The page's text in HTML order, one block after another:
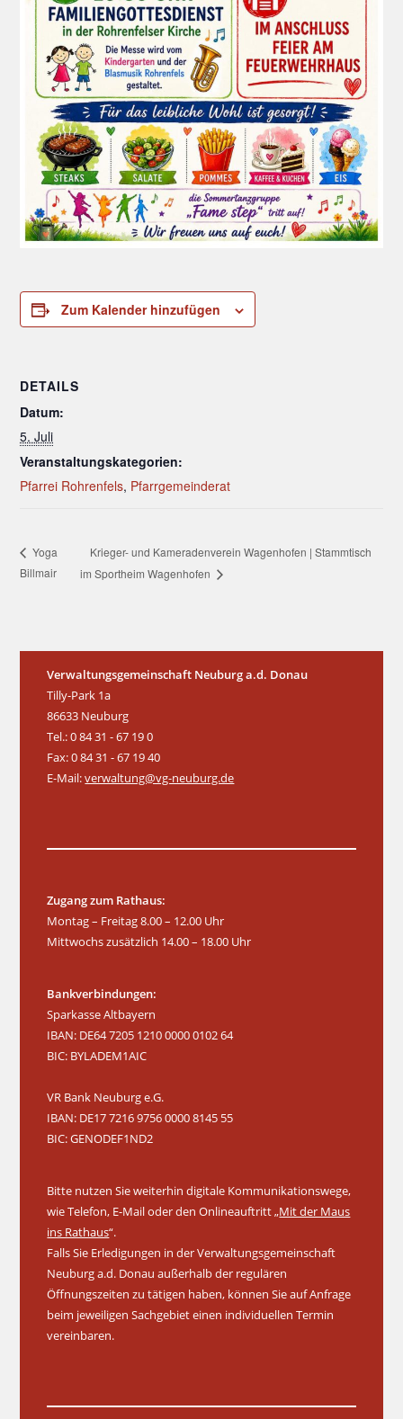
Zum Kalender hinzufügen
DETAILS
Datum:
5. Juli
Veranstaltungskategorien:
Pfarrei Rohrenfels, Pfarrgemeinderat
Yoga
Billmair
Krieger- und Kameradenverein Wagenhofen | Stammtisch
im Sportheim Wagenhofen
Verwaltungsgemeinschaft Neuburg a.d. Donau
Tilly-Park 1a
86633 Neuburg
Tel.: 0 84 31 - 67 19 0
Fax: 0 84 31 - 67 19 40
E-Mail:verwaltung@vg-neuburg.de
Zugang zum Rathaus:
Montag – Freitag 8.00 – 12.00 Uhr
Mittwochs zusätzlich 14.00 – 18.00 Uhr
Bankverbindungen:
Sparkasse Altbayern
IBAN: DE64 7205 1210 0000 0102 64
BIC: BYLADEM1AIC
VR Bank Neuburg e.G.
IBAN: DE17 7216 9756 0000 8145 55
BIC: GENODEF1ND2
Bitte nutzen Sie weiterhin digitale Kommunikationswege,
wie Telefon, E-Mail oder den Onlineauftritt „Mit der Maus
ins Rathaus“.
Falls Sie Erledigungen in der Verwaltungsgemeinschaft
Neuburg a.d. Donau außerhalb der regulären
Öffnungszeiten zu tätigen haben, können Sie auf Anfrage
beim jeweiligen Sachgebiet einen individuellen Termin
vereinbaren.